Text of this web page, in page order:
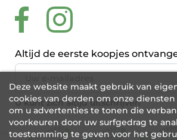
Altijd de eerste koopjes
U kunt zich altijd uitschrijven
Deze website maakt gebruik van
cookies van derden om onze
om u advertenties te tonen die
voorkeuren door uw surfgedrag te
toestemming te geven voor het